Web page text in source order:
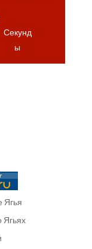
Секунд
ы
Ягья
Ягьях